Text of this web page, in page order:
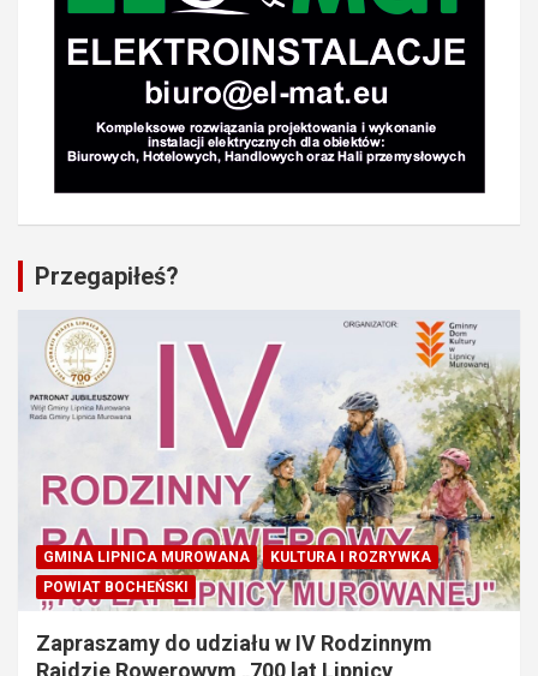
Przegapiłeś?
GMINA LIPNICA MUROWANA
KULTURA I ROZRYWKA
POWIAT BOCHEŃSKI
Zapraszamy do udziału w IV Rodzinnym
Rajdzie Rowerowym „700 lat Lipnicy